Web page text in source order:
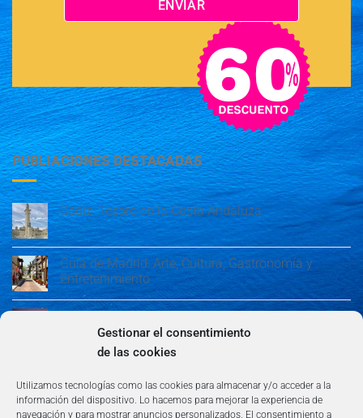
Gestionar el consentimiento
de las cookies
Utilizamos tecnologías como las cookies para almacenar y/o acceder a la
información del dispositivo. Lo hacemos para mejorar la experiencia de
navegación y para mostrar anuncios personalizados. El consentimiento a
PUBLIACIONES DESTACADAS
Cádiz: Tesoro en la Costa Andaluza
Guía de Madrid: Arte, Cultura, Gastronomía y
Entretenimiento
Entretenimiento